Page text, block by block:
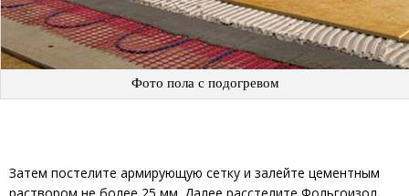
Фото пола с подогревом
Затем постелите армирующую сетку и залейте цементным
раствором не более 25 мм. Далее расстелите Фольгоизол,